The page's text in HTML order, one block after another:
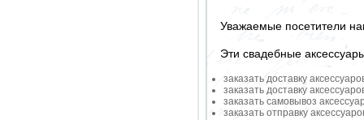
Уважаемые посетители
Эти свадебные
заказать доставку
заказать доставку
заказать самовывоз
заказать отправку